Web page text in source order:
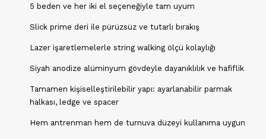
5 beden ve her iki el seçeneğiyle tam uyum
Slick prime deri ile pürüzsüz ve tutarlı bırakış
Lazer işaretlemelerle string walking ölçü kolaylığı
Siyah anodize alüminyum gövdeyle dayanıklılık ve hafiflik
Tamamen kişiselleştirilebilir yapı: ayarlanabilir parmak
halkası, ledge ve spacer
Hem antrenman hem de turnuva düzeyi kullanıma uygun